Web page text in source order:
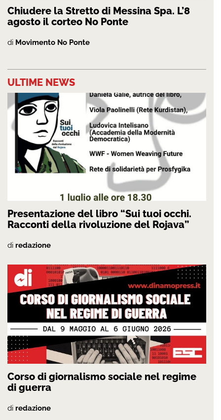
Chiudere la Stretto di Messina Spa. L’8
agosto il corteo No Ponte
di Movimento No Ponte
ULTIME NEWS
Presentazione del libro “Sui tuoi occhi.
Racconti della rivoluzione del Rojava”
di redazione
Corso di giornalismo sociale nel regime
di guerra
di redazione